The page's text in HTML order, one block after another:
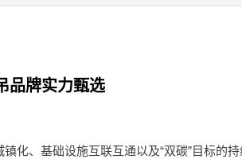
品牌实力甄选
化、基础设施互联互通以及“双碳”目标的持